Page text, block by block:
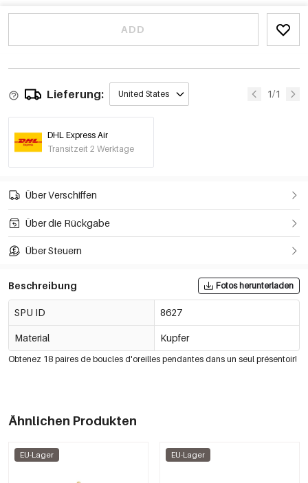
ADD
Lieferung: United States 1/1
DHL Express Air
Transitzeit 2 Werktage
Über Verschiffen
Über die Rückgabe
Über Steuern
Beschreibung Fotos herunterladen
SPU ID 8627
Material Kupfer
Obtenez 18 paires de boucles d'oreilles pendantes dans un seul présentoir!
Ähnlichen Produkten
EU-Lager EU-Lager